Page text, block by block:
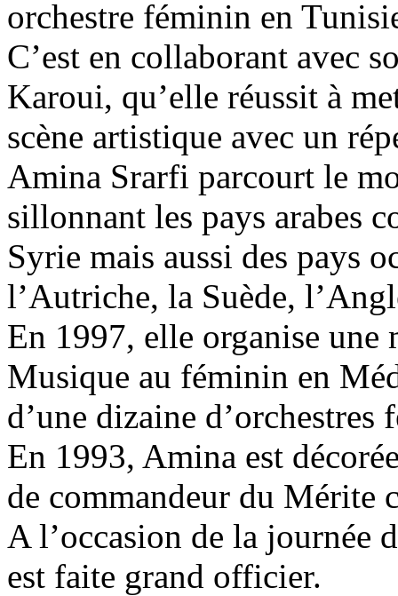
orchestre féminin en
C’est en collaborant avec
Karoui, qu’elle réussit à
scène artistique avec un
Amina Srarfi parcourt le
sillonnant les pays arabes
Syrie mais aussi des pays
l’Autriche, la Suède,
En 1997, elle organise une
Musique au féminin en
d’une dizaine d’orchestres
En 1993, Amina est
de commandeur du Mérite
A l’occasion de la journée
est faite grand officier.